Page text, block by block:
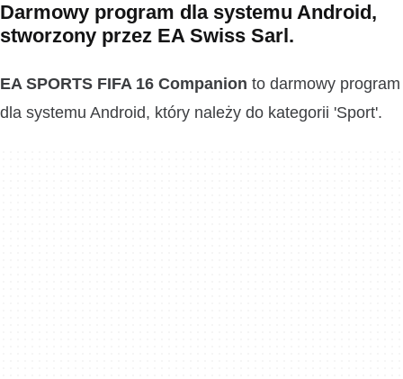
Darmowy program dla systemu Android,
stworzony przez EA Swiss Sarl.
EA SPORTS FIFA 16 Companion to darmowy program
dla systemu Android, który należy do kategorii 'Sport'.